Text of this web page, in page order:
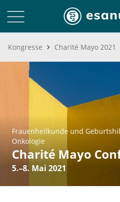
Kongresse Charité Mayo 2021
Frauenheilkunde und
Onkologie
Charité Mayo
5.–8. Mai 2021